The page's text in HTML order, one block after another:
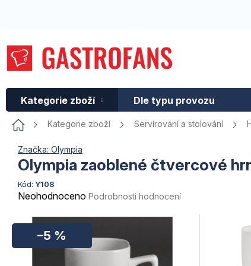
Kategorie zboží
Dle typu provozu
Domů Kategorie zboží Servírování a stolování
Značka: Olympia
Olympia zaoblené čtvercové
Kód: Y108
Průměrné
produktu
z
Neohodnoceno Podrobnosti hodnocení
–5 %